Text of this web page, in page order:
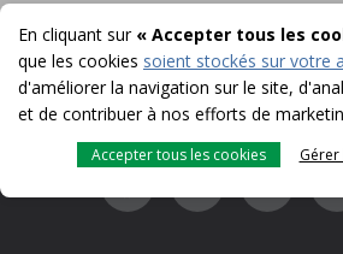
En cliquant sur « Accepter tous les
que les cookies soient stockés sur votre
d'améliorer la navigation sur le site,
et de contribuer à nos efforts de
Accepter tous les cookies
carriere@uni.ca